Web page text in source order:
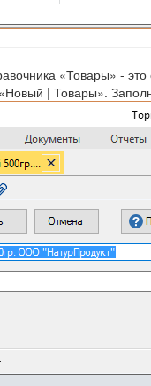
«Товары» - это
| Товары».